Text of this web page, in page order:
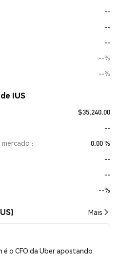
--
--
--
--%
--%
IUS
$35,240.00
--
mercado
0.00 %
--
--
--%
Mais
é o CFO da Uber apostando